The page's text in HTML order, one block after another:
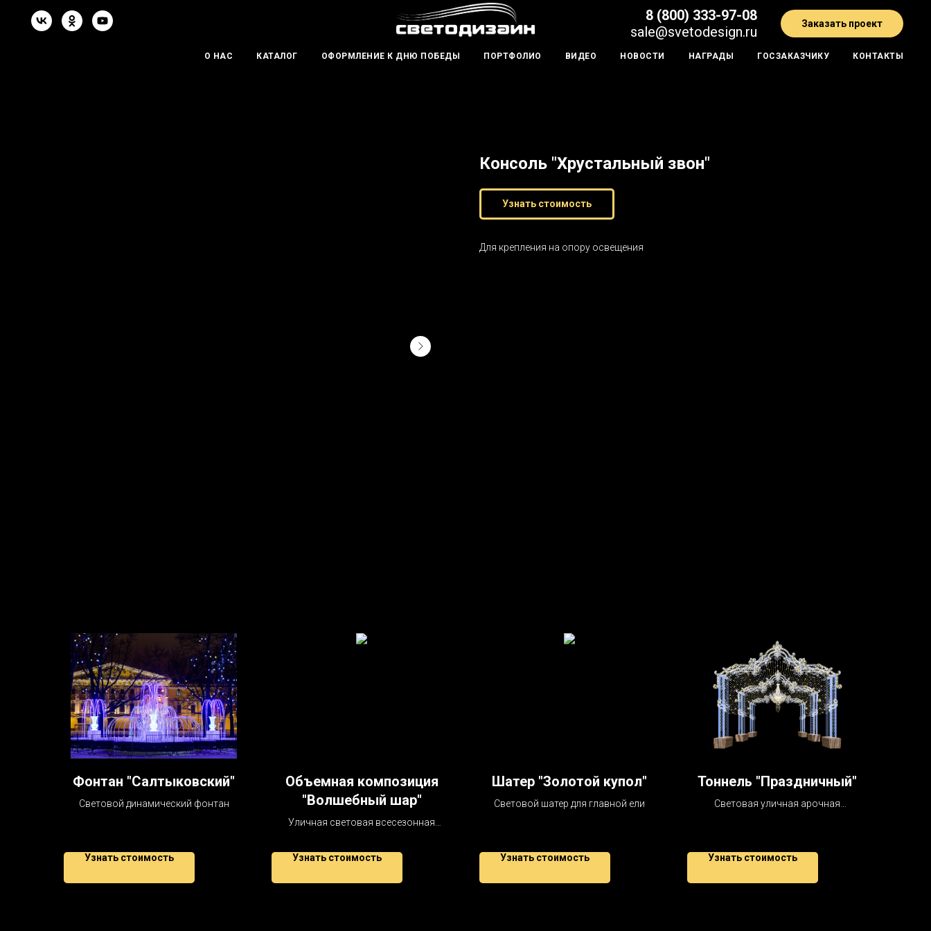
8 (800) 333-97-08
sale@svetodesign.ru
Заказать проект
О НАС КАТАЛОГ ОФОРМЛЕНИЕ К ДНЮ ПОБЕДЫ ПОРТФОЛИО ВИДЕО НОВОСТИ НАГРАДЫ ГОСЗАКАЗЧИКУ КОНТАКТЫ
Консоль "Хрустальный звон"
Узнать стоимость
Для крепления на опору освещения
Фонтан "Салтыковский"
Световой динамический фонтан
Узнать стоимость
Объемная композиция
"Волшебный шар"
Уличная световая всесезонная
Узнать стоимость
Шатер "Золотой купол"
Световой шатер для главной ели
Узнать стоимость
Тоннель "Праздничный"
Световая уличная арочная
Узнать стоимость